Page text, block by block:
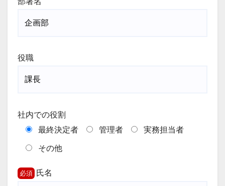
役職
社内での役割
最終決定者
管理者 実務担当者
その他
氏名